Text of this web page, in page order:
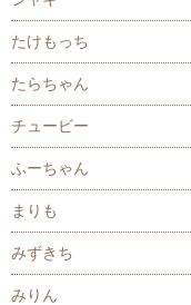
たけもっち
たらちゃん
チュービー
ふーちゃん
まりも
みずきち
みりん